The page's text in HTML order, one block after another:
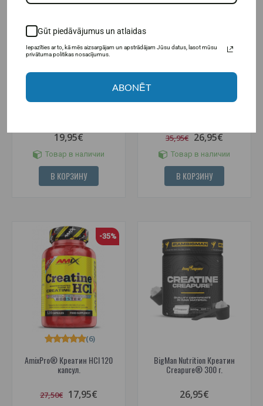
19,95€
Товар в наличии
В КОРЗИНУ
35,95€ 26,95€
Товар в наличии
В КОРЗИНУ
-35%
AmixPro® Креатин HCl 120
капсул.
(6)
27,50€ 17,95€
BigMan Nutrition Креатин
Creapure® 300 г.
26,95€
Gūt piedāvājumus un atlaidas
Iepazīties ar to, kā mēs aizsargājam un apstrādājam Jūsu datus, lasot mūsu
privātuma politikas nosacījumus.
ABONĒT